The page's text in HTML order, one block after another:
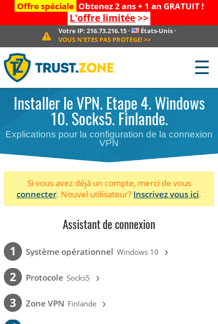
Offre spéciale Obtenez 2 ans + 1 an GRATUIT !
L'offre limitée>>
Votre IP:216.73.216.15 · États-Unis·
VOUS N'ETES PAS PROTEGE! >>
☰
Installer le VPN. Etape 4. Windows
10. Socks5. Finlande.
Explications pour la configuration de la connexion
VPN
Si vous avez déjà un compte, merci de vous
connecter. Nouvel utilisateur? Inscrivez vous ici.
Assistant de connexion
1 Système opérationnel Windows 10 ›
2 Protocole Socks5 ›
3 Zone VPN Finlande ›